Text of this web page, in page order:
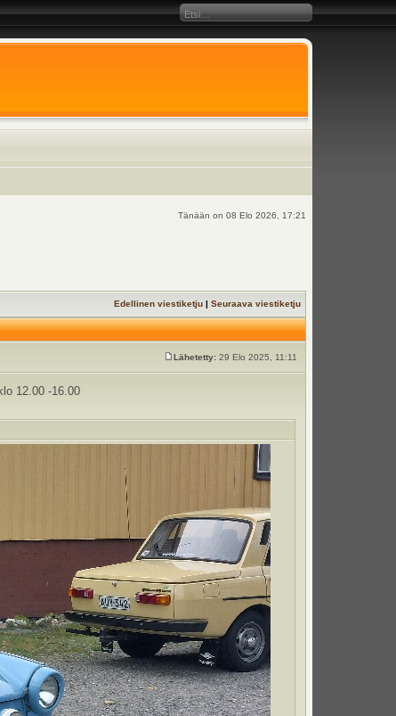
Tänään on 08 Elo 2026, 17:21
Edellinen viestiketju |Seuraava viestiketju
Lähetetty: 29 Elo 2025, 11:11
12.00 -16.00